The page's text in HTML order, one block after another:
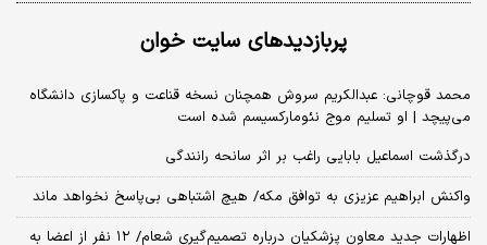
پربازدیدهای سایت خوان
محمد قوچانی: عبدالکریم سروش همچنان نسخه قناعت و پاکسازی دانشگاه
می‌پیچد | او تسلیم موج نئومارکسیسم شده است
درگذشت اسماعیل بابایی راغب بر اثر سانحه رانندگی
واکنش ابراهیم عزیزی به توافق مکه/ هیچ اشتباهی بی‌پاسخ نخواهد ماند
اظهارات جدید معاون پزشکیان درباره تصمیم‌گیری شعام/ ۱۲ نفر از اعضا به